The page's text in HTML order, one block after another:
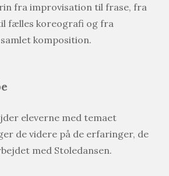
fra improvisation til frase, fra
fælles koreografi og fra
komposition.
eleverne med temaet
de videre på de erfaringer, de
med Stoledansen.